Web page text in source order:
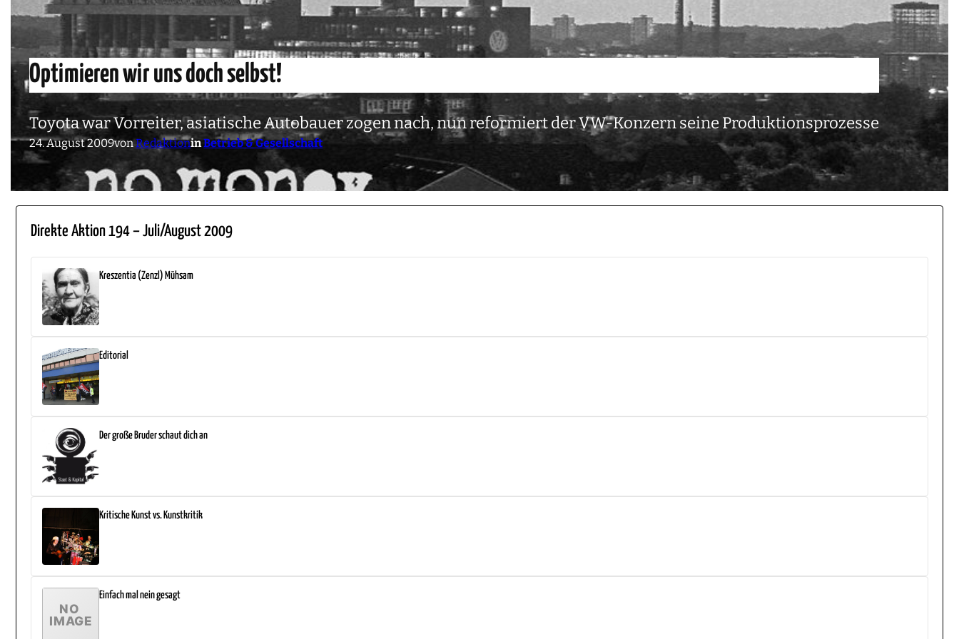
Optimieren wir uns doch selbst!
Toyota war Vorreiter, asiatische Autobauer zogen nach, nun reformiert der VW-Konzern seine Produktionsprozesse
24. August 2009vonRedaktioninBetrieb & Gesellschaft
Direkte Aktion 194 – Juli/August 2009
Kreszentia (Zenzl) Mühsam
Editorial
Der große Bruder schaut dich an
Kritische Kunst vs. Kunstkritik
Einfach mal nein gesagt